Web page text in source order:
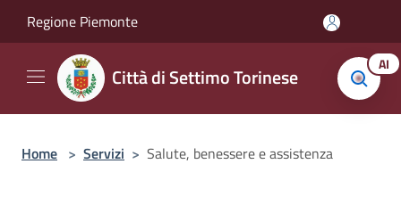
Regione Piemonte
Città di Settimo Torinese AI
Home > Servizi > Salute, benessere e assistenza